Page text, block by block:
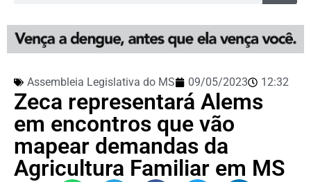
Assembleia Legislativa do MS 09/05/2023 12:32
Zeca representará Alems
em encontros que vão
mapear demandas da
Agricultura Familiar em MS